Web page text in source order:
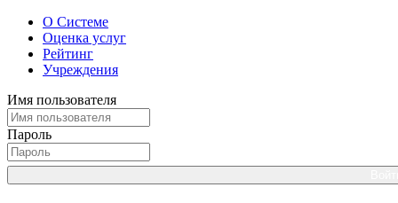
О Системе
Оценка услуг
Рейтинг
Учреждения
Имя пользователя
Пароль